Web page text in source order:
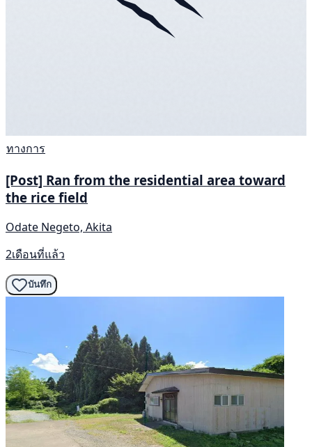
ทางการ
[Post] Ran from the residential area toward
the rice field
Odate Negeto, Akita
2เดือนที่แล้ว
บันทึก